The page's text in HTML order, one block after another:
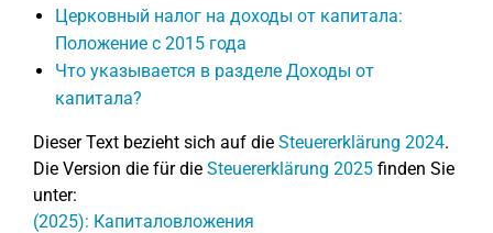
Церковный налог на доходы от капитала:
Положение с 2015 года
Что указывается в разделе Доходы от
капитала?
Dieser Text bezieht sich auf die Steuererklärung 2024.
Die Version die für die Steuererklärung 2025 finden Sie
unter:
(2025): Капиталовложения